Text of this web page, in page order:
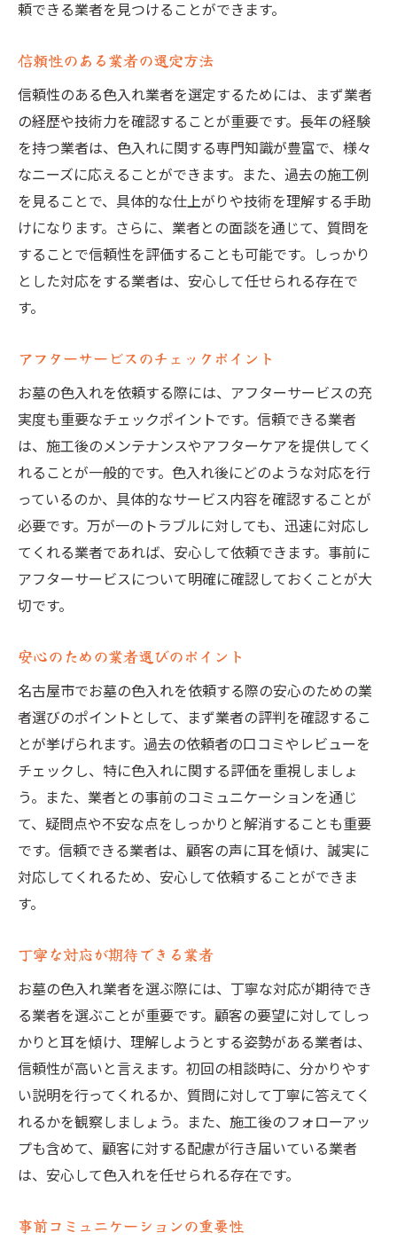
頼できる業者を見つけることができます。
信頼性のある業者の選定方法
信頼性のある色入れ業者を選定するためには、まず業者
の経歴や技術力を確認することが重要です。長年の経験
を持つ業者は、色入れに関する専門知識が豊富で、様々
なニーズに応えることができます。また、過去の施工例
を見ることで、具体的な仕上がりや技術を理解する手助
けになります。さらに、業者との面談を通じて、質問を
することで信頼性を評価することも可能です。しっかり
とした対応をする業者は、安心して任せられる存在で
す。
アフターサービスのチェックポイント
お墓の色入れを依頼する際には、アフターサービスの充
実度も重要なチェックポイントです。信頼できる業者
は、施工後のメンテナンスやアフターケアを提供してく
れることが一般的です。色入れ後にどのような対応を行
っているのか、具体的なサービス内容を確認することが
必要です。万が一のトラブルに対しても、迅速に対応し
てくれる業者であれば、安心して依頼できます。事前に
アフターサービスについて明確に確認しておくことが大
切です。
安心のための業者選びのポイント
名古屋市でお墓の色入れを依頼する際の安心のための業
者選びのポイントとして、まず業者の評判を確認するこ
とが挙げられます。過去の依頼者の口コミやレビューを
チェックし、特に色入れに関する評価を重視しましょ
う。また、業者との事前のコミュニケーションを通じ
て、疑問点や不安な点をしっかりと解消することも重要
です。信頼できる業者は、顧客の声に耳を傾け、誠実に
対応してくれるため、安心して依頼することができま
す。
丁寧な対応が期待できる業者
お墓の色入れ業者を選ぶ際には、丁寧な対応が期待でき
る業者を選ぶことが重要です。顧客の要望に対してしっ
かりと耳を傾け、理解しようとする姿勢がある業者は、
信頼性が高いと言えます。初回の相談時に、分かりやす
い説明を行ってくれるか、質問に対して丁寧に答えてく
れるかを観察しましょう。また、施工後のフォローアッ
プも含めて、顧客に対する配慮が行き届いている業者
は、安心して色入れを任せられる存在です。
事前コミュニケーションの重要性